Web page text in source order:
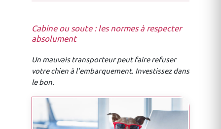
Cabine ou soute : les normes à respecter
absolument
Un mauvais transporteur peut faire refuser
votre chien à l'embarquement. Investissez dans
le bon.